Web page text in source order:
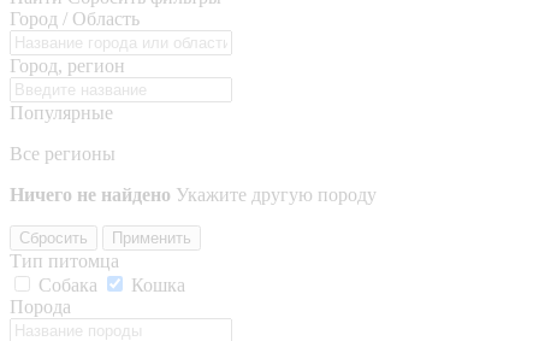
Город / Область
Город, регион
Популярные
Все регионы
Ничего не найдено Укажите другую породу
Сбросить Применить
Тип питомца
Собака
Кошка
Порода